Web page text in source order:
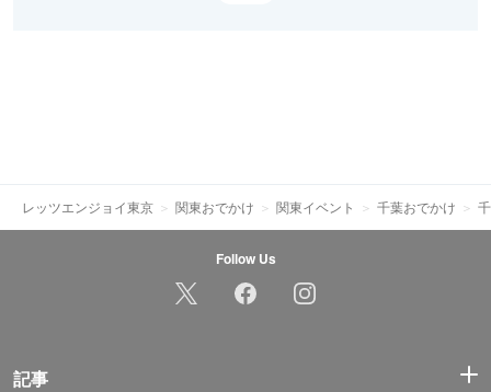
レッツエンジョイ東京 関東おでかけ 関東イベント 千葉おでかけ
Follow Us
記事